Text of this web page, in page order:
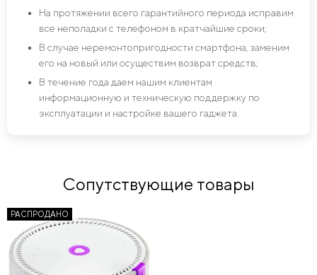
На протяжении всего гарантийного периода исправим
все неполадки с телефоном в кратчайшие сроки;
В случае неремонтопригодности смартфона, заменим
его на новый или осуществим возврат средств;
В течение года даем нашим клиентам
информационную и техническую поддержку по
эксплуатации и настройке вашего гаджета.
Сопутствующие товары
РАСПРОДАНО